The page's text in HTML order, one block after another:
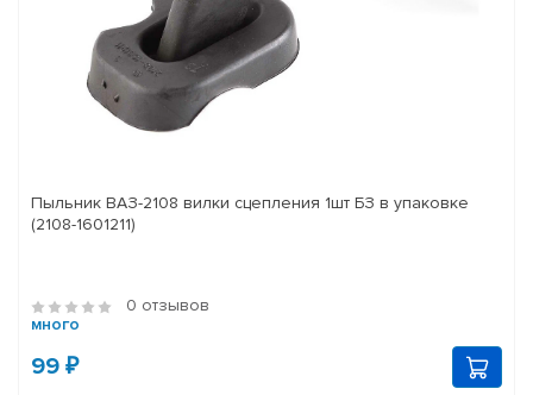
Пыльник ВАЗ-2108 вилки сцепления 1шт БЗ в упаковке
(2108-1601211)
0 отзывов
много
99 ₽